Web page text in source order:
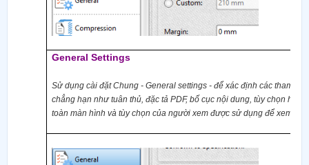
General Settings
Sử dụng cài đặt Chung- General settings -để xác định các tham số
chẳng hạn như tuân thủ, đặc tả PDF, bố cục nội dung, tùy chọn hiển
toàn màn hình và tùy chọn của người xem được sử dụng để xem tài